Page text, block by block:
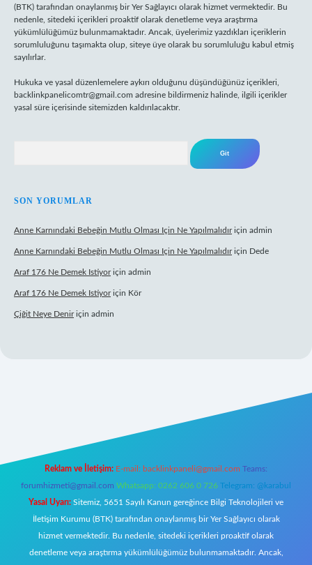
(BTK) tarafından onaylanmış bir Yer Sağlayıcı olarak hizmet vermektedir. Bu
nedenle, sitedeki içerikleri proaktif olarak denetleme veya araştırma
yükümlülüğümüz bulunmamaktadır. Ancak, üyelerimiz yazdıkları içeriklerin
sorumluluğunu taşımakta olup, siteye üye olarak bu sorumluluğu kabul etmiş
sayılırlar.
Hukuka ve yasal düzenlemelere aykırı olduğunu düşündüğünüz içerikleri,
backlinkpanelicomtr@gmail.com adresine bildirmeniz halinde, ilgili içerikler
yasal süre içerisinde sitemizden kaldırılacaktır.
SON YORUMLAR
Anne Karnındaki Bebeğin Mutlu Olması Için Ne Yapılmalıdıriçin admin
Anne Karnındaki Bebeğin Mutlu Olması Için Ne Yapılmalıdıriçin Dede
Araf 176 Ne Demek Istiyoriçin admin
Araf 176 Ne Demek Istiyoriçin Kör
Çiğit Neye Deniriçin admin
Reklam ve İletişim: E-mail: backlinkpaneli@gmail.com Teams:
forumhizmeti@gmail.com Whatsapp: 0262 606 0 726 Telegram: @karabul
Yasal Uyarı: Sitemiz, 5651 Sayılı Kanun gereğince Bilgi Teknolojileri ve
İletişim Kurumu (BTK) tarafından onaylanmış bir Yer Sağlayıcı olarak
hizmet vermektedir. Bu nedenle, sitedeki içerikleri proaktif olarak
denetleme veya araştırma yükümlülüğümüz bulunmamaktadır. Ancak,